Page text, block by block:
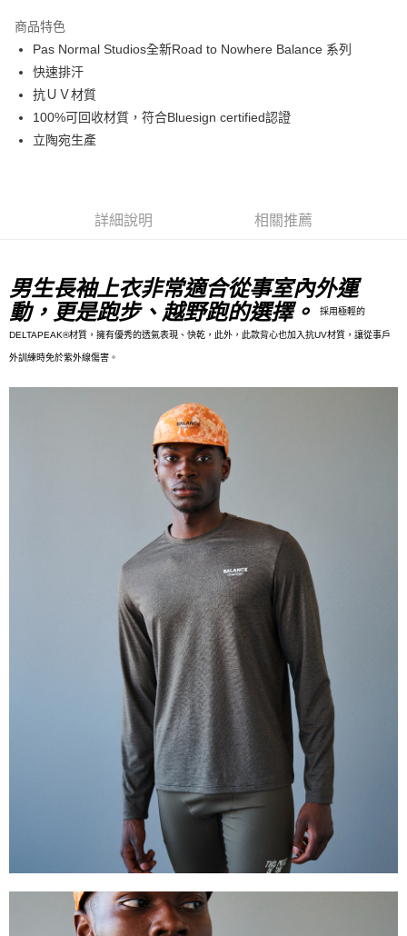
運送方式
全家店到店
每筆NT$80，滿NT$10,000(含以上)免運費
付款後全家取貨
每筆NT$80，滿NT$10,000(含以上)免運費
每筆NT$80，滿NT$10,000(含以上)免運費
宅配
每筆NT$130，滿NT$10,000(含以上)免運費
商品特色
Pas Normal Studios全新Road to Nowhere Balance 系列
快速排汗
抗ＵＶ材質
100%可回收材質，符合Bluesign certified認證
立陶宛生產
詳細說明 相關推薦
男生長袖上衣非常適合從事室內外運
動，更是跑步、越野跑的選擇。
採用極輕的
DELTAPEAK®材質，擁有優秀的透氣表現、快乾，此外，此款背心也加入抗UV材質，讓從事戶
外訓練時免於紫外線傷害。